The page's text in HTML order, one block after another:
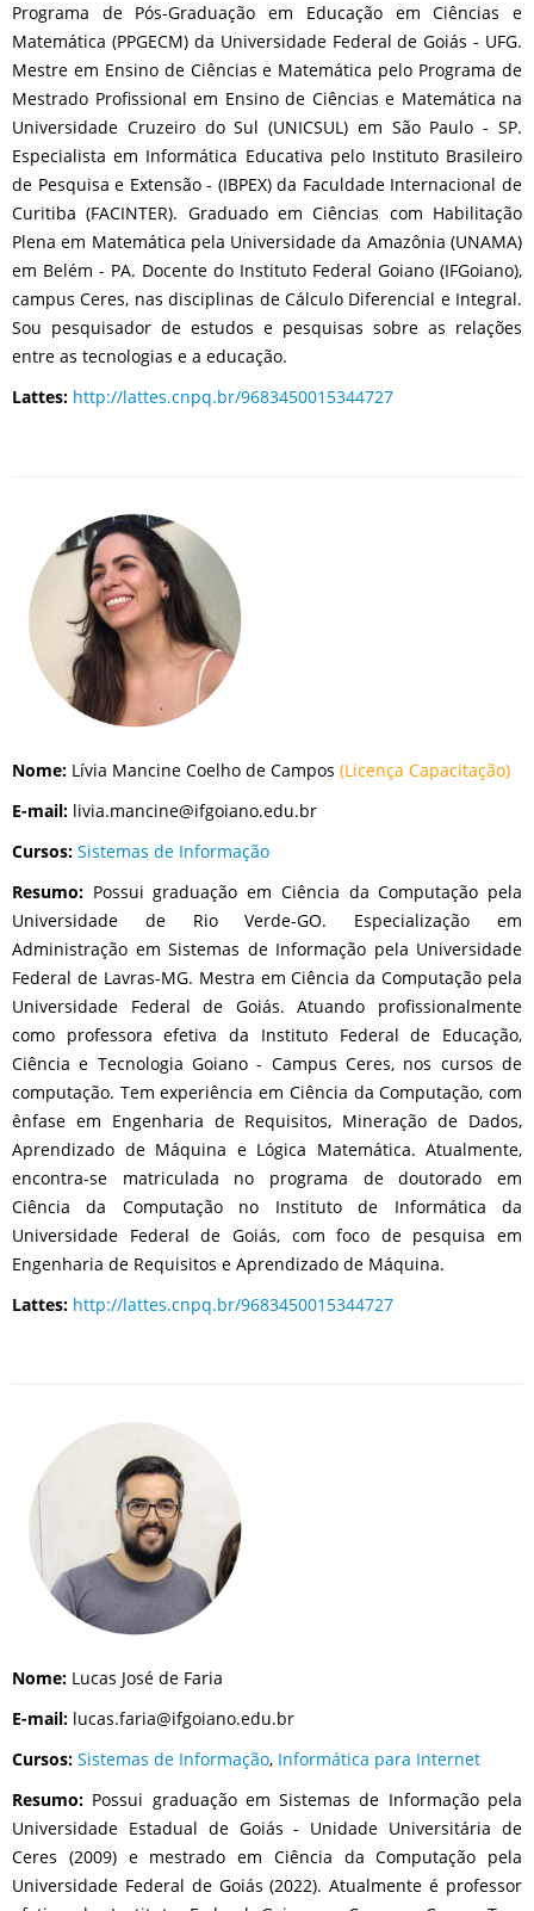
Programa de Pós-Graduação em Educação em Ciências e
Matemática (PPGECM) da Universidade Federal de Goiás - UFG.
Mestre em Ensino de Ciências e Matemática pelo Programa de
Mestrado Profissional em Ensino de Ciências e Matemática na
Universidade Cruzeiro do Sul (UNICSUL) em São Paulo - SP.
Especialista em Informática Educativa pelo Instituto Brasileiro
de Pesquisa e Extensão - (IBPEX) da Faculdade Internacional de
Curitiba (FACINTER). Graduado em Ciências com Habilitação
Plena em Matemática pela Universidade da Amazônia (UNAMA)
em Belém - PA. Docente do Instituto Federal Goiano (IFGoiano),
campus Ceres, nas disciplinas de Cálculo Diferencial e Integral.
Sou pesquisador de estudos e pesquisas sobre as relações
entre as tecnologias e a educação.
Lattes: http://lattes.cnpq.br/9683450015344727
Nome: Lívia Mancine Coelho de Campos (Licença Capacitação)
E-mail: livia.mancine@ifgoiano.edu.br
Cursos: Sistemas de Informação
Resumo: Possui graduação em Ciência da Computação pela
Universidade de Rio Verde-GO. Especialização em
Administração em Sistemas de Informação pela Universidade
Federal de Lavras-MG. Mestra em Ciência da Computação pela
Universidade Federal de Goiás. Atuando profissionalmente
como professora efetiva da Instituto Federal de Educação,
Ciência e Tecnologia Goiano - Campus Ceres, nos cursos de
computação. Tem experiência em Ciência da Computação, com
ênfase em Engenharia de Requisitos, Mineração de Dados,
Aprendizado de Máquina e Lógica Matemática. Atualmente,
encontra-se matriculada no programa de doutorado em
Ciência da Computação no Instituto de Informática da
Universidade Federal de Goiás, com foco de pesquisa em
Engenharia de Requisitos e Aprendizado de Máquina.
Lattes: http://lattes.cnpq.br/9683450015344727
Nome: Lucas José de Faria
E-mail: lucas.faria@ifgoiano.edu.br
Cursos: Sistemas de Informação, Informática para Internet
Resumo: Possui graduação em Sistemas de Informação pela
Universidade Estadual de Goiás - Unidade Universitária de
Ceres (2009) e mestrado em Ciência da Computação pela
Universidade Federal de Goiás (2022). Atualmente é professor